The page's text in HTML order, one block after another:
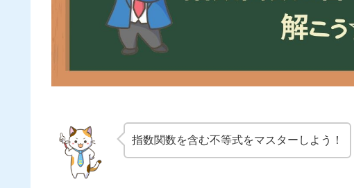
指数関数を含む不等式をマスターしよう！